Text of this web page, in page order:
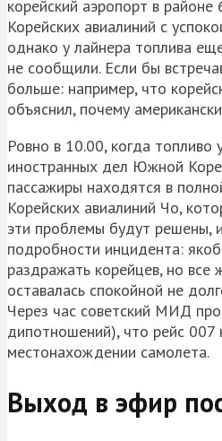
корейский аэропорт в
Корейских авиалиний с
однако у лайнера топлива
не сообщили. Если бы
больше: например, что
объяснил, почему
Ровно в 10.00, когда топливо
иностранных дел Южной
пассажиры находятся в
Корейских авиалиний Чо,
эти проблемы будут решены,
подробности инцидента:
раздражать корейцев, но
оставалась спокойной не
Через час советский МИД
дипотношений), что рейс 007
местонахождении самолета.
Выход в эфир